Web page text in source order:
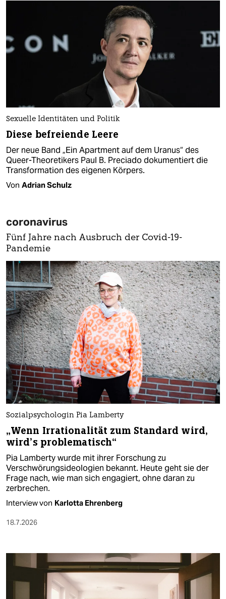
Sexuelle Identitäten und Politik
Diese befreiende Leere
Der neue Band „Ein Apartment auf dem Uranus“ des
Queer-Theoretikers Paul B. Preciado dokumentiert die
Transformation des eigenen Körpers.
Von Adrian Schulz
coronavirus
Fünf Jahre nach Ausbruch der Covid-19-
Pandemie
Sozialpsychologin Pia Lamberty
„Wenn Irrationalität zum Standard wird,
wird’s problematisch“
Pia Lamberty wurde mit ihrer Forschung zu
Verschwörungsideologien bekannt. Heute geht sie der
Frage nach, wie man sich engagiert, ohne daran zu
zerbrechen.
Interview von Karlotta Ehrenberg
18.7.2026